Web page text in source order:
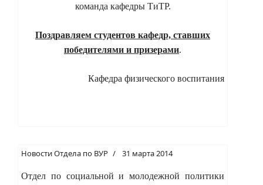
команда кафедры ТиТР.
Поздравляем студентов кафедр, ставших
победителями и призерами.
Кафедра физического воспитания
Новости Отдела по ВУР 31 марта 2014
Отдел по социальной и молодежной политики